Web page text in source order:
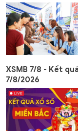
XSMB 7/8 - Kết
7/8/2026